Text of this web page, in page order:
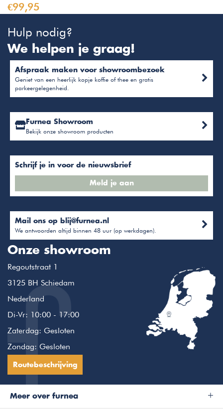
€99,95
Hulp nodig?
We helpen je graag!
Afspraak maken voor showroombezoek
Geniet van een heerlijk kopje koffie of thee en gratis
parkeergelegenheid.
Furnea Showroom
Bekijk onze showroom producten
Schrijf je in voor de nieuwsbrief
Meld je aan
Mail ons op blij@furnea.nl
We antwoorden altijd binnen 48 uur (op werkdagen).
Onze showroom
Regoutstraat 1
3125 BH Schiedam
Nederland
Di-Vr: 10:00 - 17:00
Zaterdag: Gesloten
Zondag: Gesloten
Routebeschrijving
Meer over furnea